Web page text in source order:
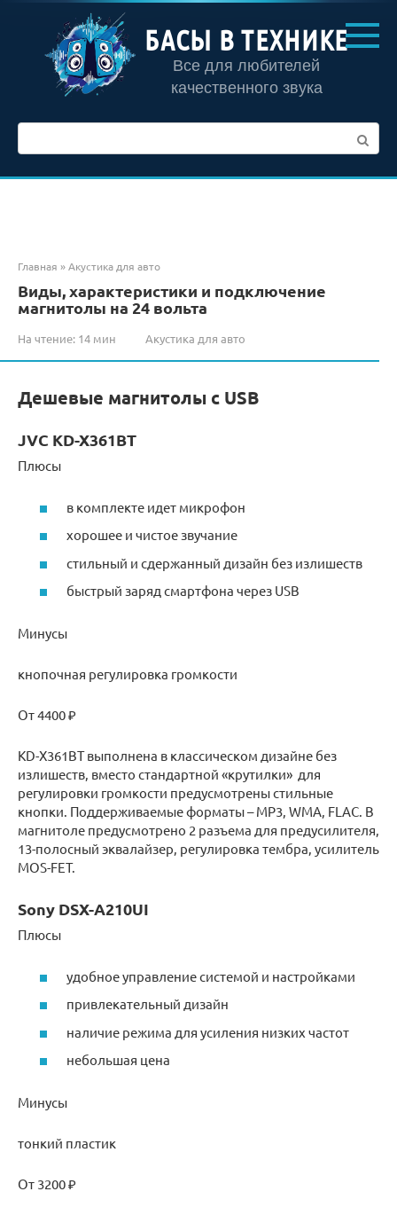
контенту
БАСЫ В ТЕХНИКЕ
Все для любителей
качественного звука
Главная »Акустика для авто
Виды, характеристики и подключение
магнитолы на 24 вольта
На чтение: 14 мин Акустика для авто
Дешевые магнитолы с USB
JVC KD-X361BT
Плюсы
в комплекте идет микрофон
хорошее и чистое звучание
стильный и сдержанный дизайн без излишеств
быстрый заряд смартфона через USB
Минусы
кнопочная регулировка громкости
От 4400 ₽
KD-X361BT выполнена в классическом дизайне без
излишеств, вместо стандартной «крутилки» для
регулировки громкости предусмотрены стильные
кнопки. Поддерживаемые форматы – MP3, WMA, FLAC. В
магнитоле предусмотрено 2 разъема для предусилителя,
13-полосный эквалайзер, регулировка тембра, усилитель
MOS-FET.
Sony DSX-A210UI
Плюсы
удобное управление системой и настройками
привлекательный дизайн
наличие режима для усиления низких частот
небольшая цена
Минусы
тонкий пластик
От 3200 ₽